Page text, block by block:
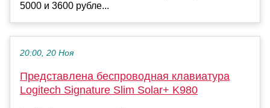
5000 и 3600 рубле...
20:00, 20 Ноя
Представлена беспроводная клавиатура
Logitech Signature Slim Solar+ K980